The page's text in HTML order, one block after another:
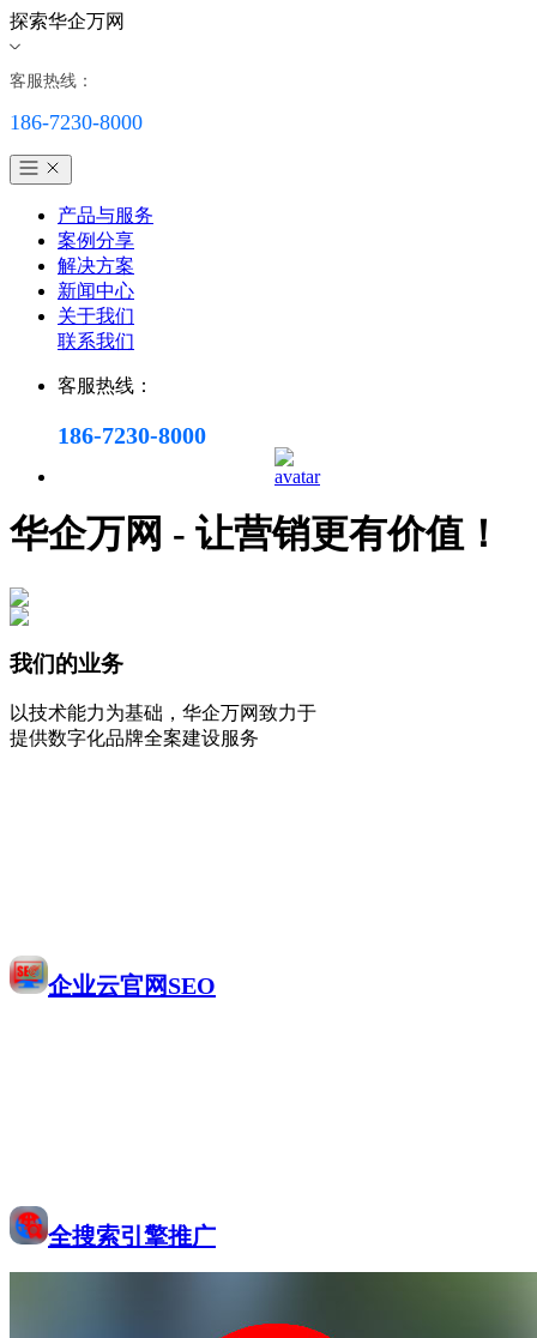
探索华企万网
客服热线：
186-7230-8000
产品与服务
案例分享
解决方案
新闻中心
关于我们
联系我们
客服热线：
186-7230-8000
华企万网 - 让营销更有价值！
我们的业务
以技术能力为基础，华企万网致力于
提供数字化品牌全案建设服务
企业云官网SEO
全搜索引擎推广